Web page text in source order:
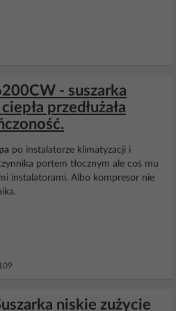
- suszarka
przedłużała
po instalatorze klimatyzacji i
portem tłocznym ale coś mu
instalatorami. Albo kompresor nie
niskie zużycie